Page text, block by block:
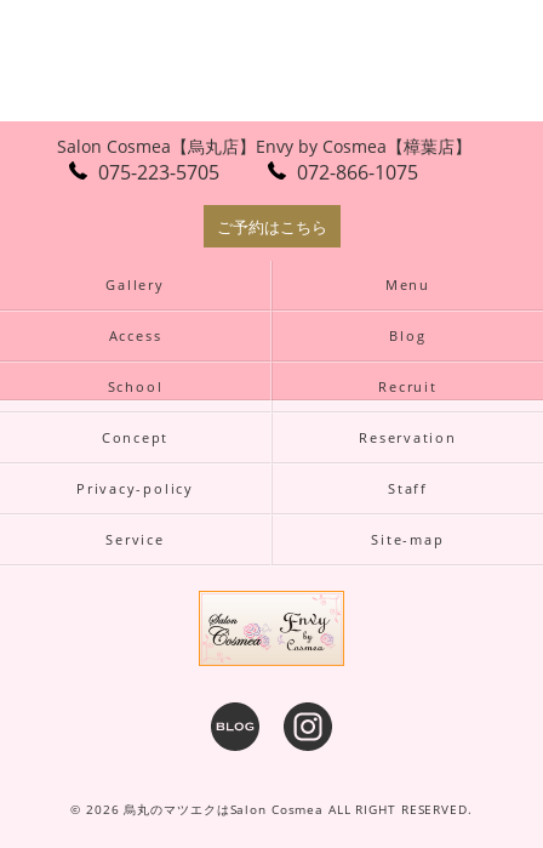
Salon Cosmea【烏丸店】
075-223-5705
Envy by Cosmea【樟葉店】
072-866-1075
ご予約はこちら
Gallery Menu
Access Blog
School Recruit
Concept Reservation
Privacy-policy Staff
Service Site-map
© 2026 烏丸のマツエクはSalon Cosmea ALL RIGHT RESERVED.